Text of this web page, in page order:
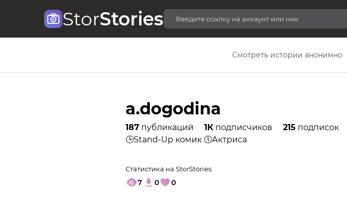
StorStories
Смотреть истории анонимно
a.dogodina
187 публикаций 1К подписчиков 215 подписок
🕒Stand-Up комик 🕔Актриса
Статистика на StorStories:
7 0 0